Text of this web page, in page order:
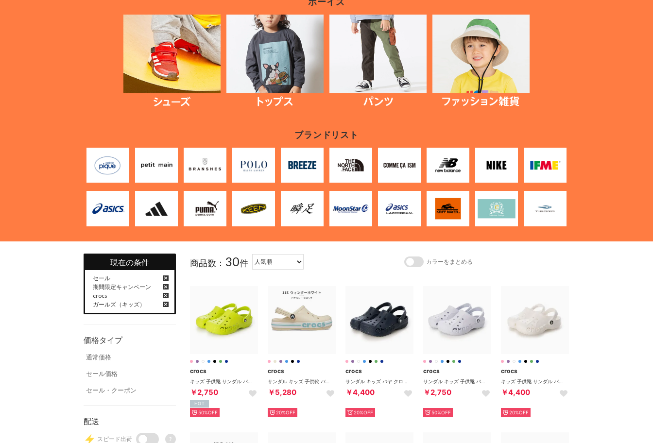
ブランドリスト
現在の条件
セール
期間限定キャンペーン
crocs
ガールズ（キッズ）
価格タイプ
通常価格
セール価格
セール・クーポン
配送
スピード出荷 ?
商品数： 30件 カラーをまとめる
crocs
￥2,750
HOT
50%OFF
crocs
￥5,280
20%OFF
crocs
￥4,400
20%OFF
crocs
￥2,750
50%OFF
crocs
￥4,400
20%OFF